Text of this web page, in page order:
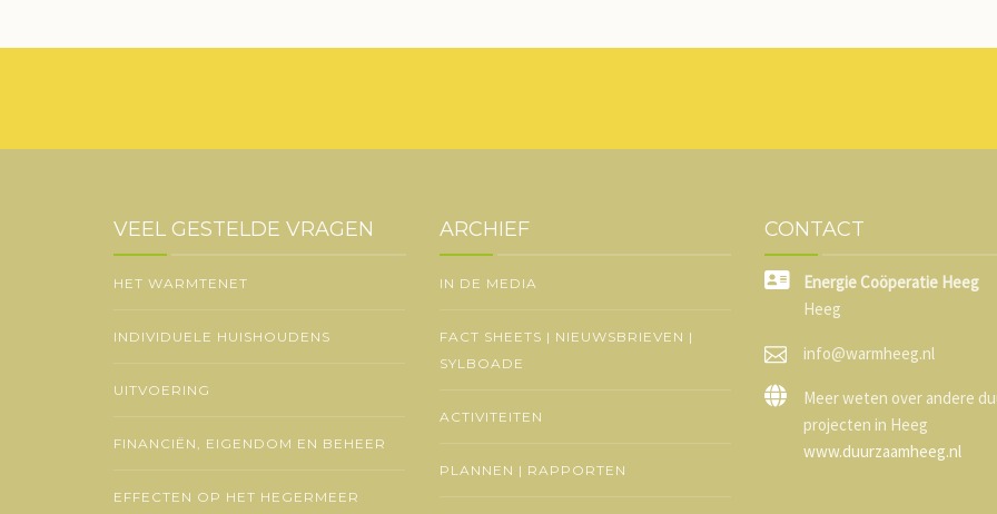
VEEL GESTELDE VRAGEN
HET WARMTENET
INDIVIDUELE HUISHOUDENS
UITVOERING
FINANCIËN, EIGENDOM EN BEHEER
EFFECTEN OP HET HEGERMEER
ARCHIEF
IN DE MEDIA
FACT SHEETS | NIEUWSBRIEVEN |
SYLBOADE
ACTIVITEITEN
PLANNEN | RAPPORTEN
CONTACT
Energie Coöperatie Heeg
Heeg
info@warmheeg.nl
Meer weten over andere
projecten in Heeg
www.duurzaamheeg.nl